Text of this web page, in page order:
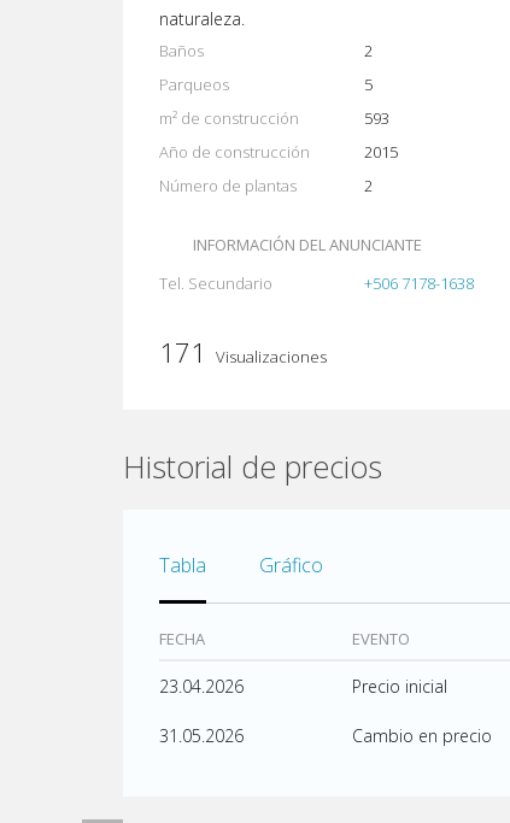
naturaleza.
Baños
2
Parqueos
5
m² de construcción
593
Año de construcción
2015
Número de plantas
2
INFORMACIÓN DEL ANUNCIANTE
Tel. Secundario
+506 7178-1638
171 Visualizaciones
Historial de precios
Tabla Gráfico
FECHA EVENTO
23.04.2026 Precio inicial
31.05.2026 Cambio en precio